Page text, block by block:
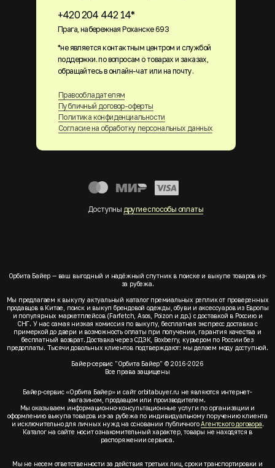
+420 204 442 14*
Прага, набережная Роханске 693
Правообладателям
Публичный договор-оферты
Политика конфиденциальности
Согласие на обработку персональных данных
Доступны другие способы оплаты
*не является контактным центром и службой
поддержки. по вопросам о товарах и заказах,
обращайтесь в онлайн-чат или на почту.
Орбита Байер — ваш выгодный и надёжный спутник в поиске и выкупе товаров из-
за рубежа.
Мы предлагаем к выкупу актуальный каталог премиальных реплик от проверенных
продавцов в Китае, поиск и выкуп брендовой одежды, обуви и аксессуаров из Европы
и популярных маркетплейсов (Farfetch, Asos, Poizon и др.) с доставкой в Россию и
СНГ. У нас самая низкая комиссия по выкупу, бесплатная экспресс доставка с
примеркой до двери и возможность оплаты при получении, гарантия качества и
бесплатный возврат. Доставка через СДЭК, Boxberry, курьером по России без
предоплаты. Тысячи довольных клиентов подтверждают: мы делаем моду доступной.
Байер-сервис "Орбита Байер" © 2016-2026
Все права защищены
Байер-сервис «Орбита Байер» и сайт orbitabuyer.ru не являются интернет-
магазином, продавцом или производителем.
Мы оказываем информационно-консультационные услуги по организации и
оформлению выкупа товаров из-за рубежа по индивидуальному поручению клиента
и исключительно для личных нужд на основании публичногоАгентского договора.
Каталог на сайте носит ознакомительный характер, товары не находятся в
распоряжении сервиса.
Мы не несем ответственности за действия третьих лиц, сроки транспортировки и